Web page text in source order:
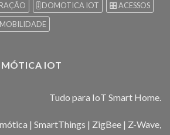
🎚️ DOMOTICA IOT
🎛️ ACESSOS
MOBILIDADE
IOT
Tudo para IoT Smart Home.
| SmartThings | ZigBee | Z-Wave,